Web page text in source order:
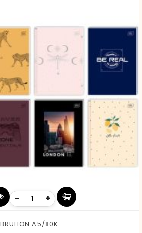
- +
BRULION A5/80K...